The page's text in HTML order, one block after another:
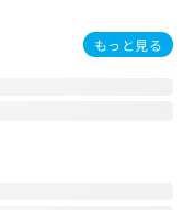
もっと見る